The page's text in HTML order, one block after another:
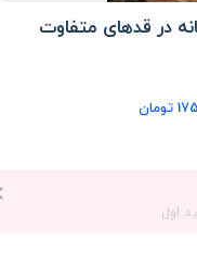
در قدهای متفاوت